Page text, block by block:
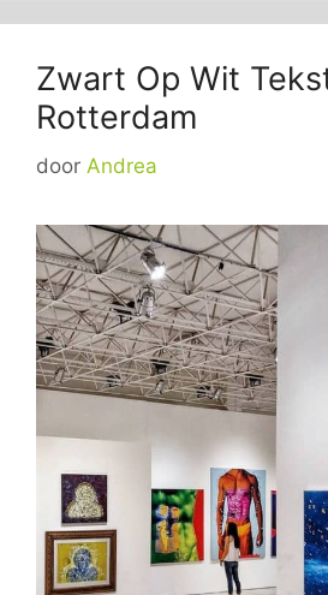
Zwart Op Wit
Rotterdam
door Andrea